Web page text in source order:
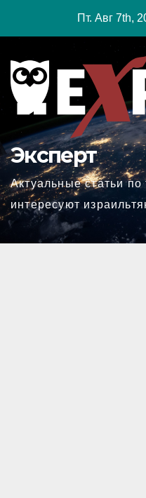
Пт. Авг 7th,
Эксперт
Актуальные статьи
интересуют